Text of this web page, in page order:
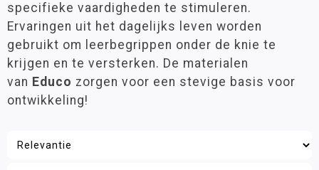
Nieuw
Inrichting
School
specifieke vaardigheden te stimuleren.
Ervaringen uit het dagelijks leven worden
gebruikt om leerbegrippen onder de knie te
krijgen en te versterken. De materialen
van Educo zorgen voor een stevige basis voor
ontwikkeling!